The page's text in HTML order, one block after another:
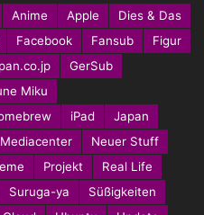
Anime Apple
Dies & Das
Facebook Fansub
Figur
GerSub
Miku
iPad
Japan
Mediacenter
Neuer Stuff
Projekt
Real Life
Suruga-ya
Süßigkeiten